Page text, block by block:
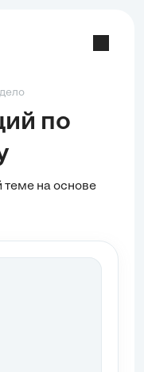
по
теме на основе